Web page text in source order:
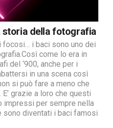
storia della fotografia
focosi… i baci sono uno dei
come lo era in
del ‘900, anche per i
in una scena così
si può fare a meno che
grazie a loro che questi
impressi per sempre nella
sono diventati i baci famosi